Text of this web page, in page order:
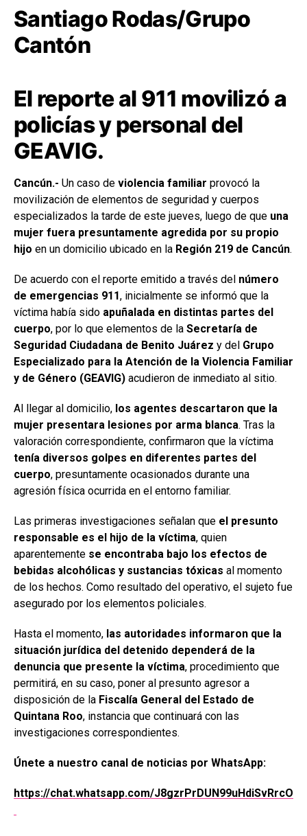
Santiago Rodas/Grupo
Cantón
El reporte al 911 movilizó a
policías y personal del
GEAVIG.
Cancún.- Un caso de violencia familiar provocó la
movilización de elementos de seguridad y cuerpos
especializados la tarde de este jueves, luego de que una
mujer fuera presuntamente agredida por su propio
hijo en un domicilio ubicado en la Región 219 de Cancún.
De acuerdo con el reporte emitido a través del número
de emergencias 911, inicialmente se informó que la
víctima había sido apuñalada en distintas partes del
cuerpo, por lo que elementos de la Secretaría de
Seguridad Ciudadana de Benito Juárez y del Grupo
Especializado para la Atención de la Violencia Familiar
y de Género (GEAVIG) acudieron de inmediato al sitio.
Al llegar al domicilio, los agentes descartaron que la
mujer presentara lesiones por arma blanca. Tras la
valoración correspondiente, confirmaron que la víctima
tenía diversos golpes en diferentes partes del
cuerpo, presuntamente ocasionados durante una
agresión física ocurrida en el entorno familiar.
Las primeras investigaciones señalan que el presunto
responsable es el hijo de la víctima, quien
aparentemente se encontraba bajo los efectos de
bebidas alcohólicas y sustancias tóxicas al momento
de los hechos. Como resultado del operativo, el sujeto fue
asegurado por los elementos policiales.
Hasta el momento, las autoridades informaron que la
situación jurídica del detenido dependerá de la
denuncia que presente la víctima, procedimiento que
permitirá, en su caso, poner al presunto agresor a
disposición de la Fiscalía General del Estado de
Quintana Roo, instancia que continuará con las
investigaciones correspondientes.
Únete a nuestro canal de noticias por WhatsApp:
https://chat.whatsapp.com/J8gzrPrDUN99uHdiSvRrcO